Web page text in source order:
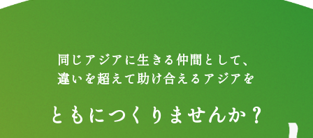
同じアジアに生きる仲間として、
違いを超えて助け合えるアジアを
ともにつくりませんか？